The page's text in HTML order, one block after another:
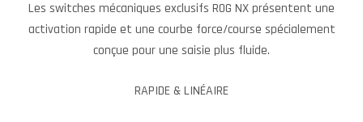
Les switches mécaniques exclusifs ROG NX présentent une
activation rapide et une courbe force/course spécialement
conçue pour une saisie plus fluide.
RAPIDE & LINÉAIRE